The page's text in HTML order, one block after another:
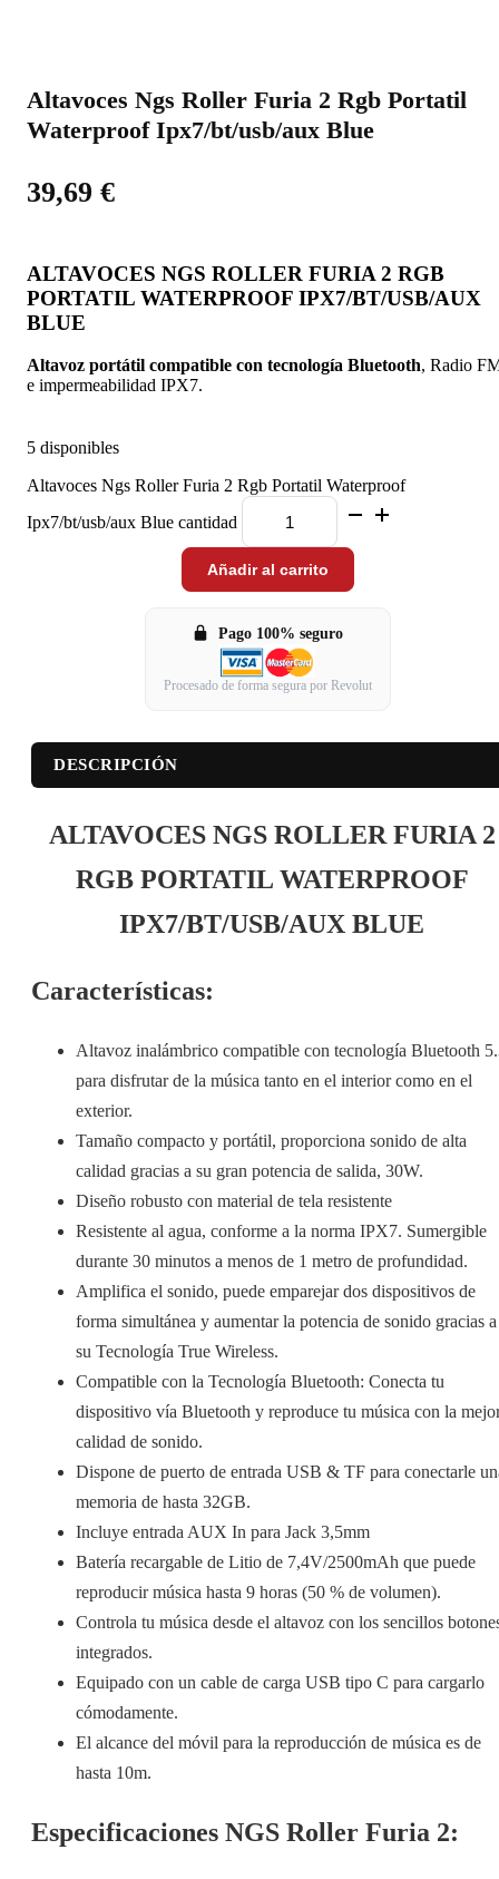
Altavoces Ngs Roller Furia 2 Rgb Portatil
Waterproof Ipx7/bt/usb/aux Blue
39,69 €
ALTAVOCES NGS ROLLER FURIA 2 RGB
PORTATIL WATERPROOF IPX7/BT/USB/AUX
BLUE
Altavoz portátil compatible con tecnología Bluetooth, Radio
e impermeabilidad IPX7.
5 disponibles
Altavoces Ngs Roller Furia 2 Rgb Portatil Waterproof
Ipx7/bt/usb/aux Blue cantidad
Añadir al carrito
Pago 100% seguro
Procesado de forma segura por Revolut
DESCRIPCIÓN
ALTAVOCES NGS ROLLER FURIA 2
RGB PORTATIL WATERPROOF
IPX7/BT/USB/AUX BLUE
Características:
Altavoz inalámbrico compatible con tecnología Bluetooth
para disfrutar de la música tanto en el interior como en el
exterior.
Tamaño compacto y portátil, proporciona sonido de alta
calidad gracias a su gran potencia de salida, 30W.
Diseño robusto con material de tela resistente
Resistente al agua, conforme a la norma IPX7. Sumergible
durante 30 minutos a menos de 1 metro de profundidad.
Amplifica el sonido, puede emparejar dos dispositivos de
forma simultánea y aumentar la potencia de sonido gracias a
su Tecnología True Wireless.
Compatible con la Tecnología Bluetooth: Conecta tu
dispositivo vía Bluetooth y reproduce tu música con la
calidad de sonido.
Dispone de puerto de entrada USB & TF para conectarle
memoria de hasta 32GB.
Incluye entrada AUX In para Jack 3,5mm
Batería recargable de Litio de 7,4V/2500mAh que puede
reproducir música hasta 9 horas (50 % de volumen).
Controla tu música desde el altavoz con los sencillos
integrados.
Equipado con un cable de carga USB tipo C para cargarlo
cómodamente.
El alcance del móvil para la reproducción de música es de
hasta 10m.
Especificaciones NGS Roller Furia 2: